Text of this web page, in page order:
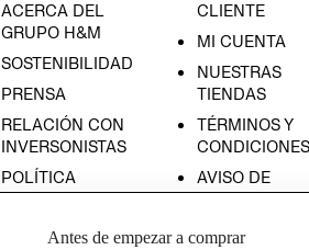
ACERCA DEL
GRUPO H&M
SOSTENIBILIDAD
PRENSA
RELACIÓN CON
INVERSONISTAS
POLÍTICA
EMPRESARIAL
CLIENTE
MI CUENTA
NUESTRAS
TIENDAS
TÉRMINOS Y
CONDICIONES
AVISO DE
PRIVACIDAD
Antes de empezar a comprar